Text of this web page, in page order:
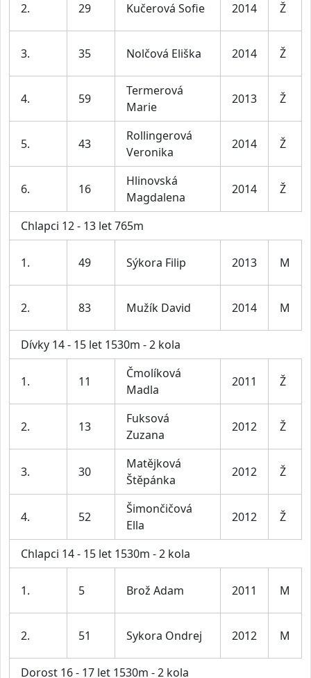
2. 29 Kučerová Sofie 2014 Ž
3. 35 Nolčová Eliška 2014 Ž
4. 59
Termerová
Marie
2013 Ž
5. 43
Rollingerová
Veronika
2014 Ž
6. 16
Hlinovská
Magdalena
2014 Ž
Chlapci 12 - 13 let 765m
1. 49 Sýkora Filip 2013 M
2. 83 Mužík David 2014 M
Dívky 14 - 15 let 1530m - 2 kola
1. 11
Čmolíková
Madla
2011 Ž
2. 13
Fuksová
Zuzana
2012 Ž
3. 30
Matějková
Štěpánka
2012 Ž
4. 52
Šimončičová
Ella
2012 Ž
Chlapci 14 - 15 let 1530m - 2 kola
1. 5 Brož Adam 2011 M
2. 51 Sykora Ondrej 2012 M
Dorost 16 - 17 let 1530m - 2 kola